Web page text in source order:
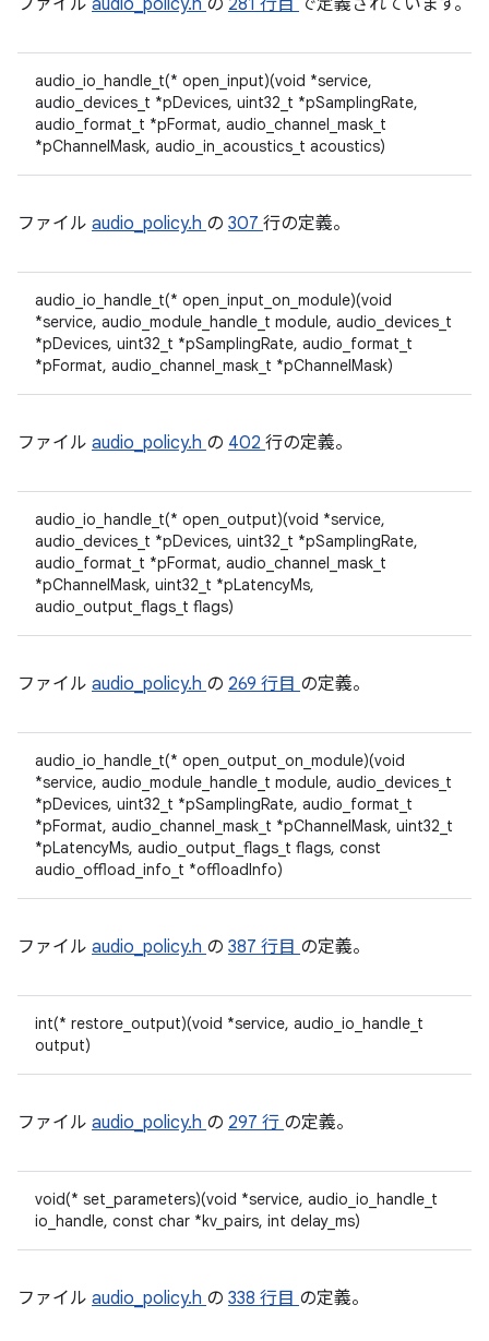
ファイル audio_policy.h の 281 行目 で定義されています。
audio_io_handle_t(* open_input)(void *service,
audio_devices_t *pDevices, uint32_t *pSamplingRate,
audio_format_t *pFormat, audio_channel_mask_t
*pChannelMask, audio_in_acoustics_t acoustics)
ファイル audio_policy.h の 307 行の定義。
audio_io_handle_t(* open_input_on_module)(void
*service, audio_module_handle_t module, audio_devices_t
*pDevices, uint32_t *pSamplingRate, audio_format_t
*pFormat, audio_channel_mask_t *pChannelMask)
ファイル audio_policy.h の 402 行の定義。
audio_io_handle_t(* open_output)(void *service,
audio_devices_t *pDevices, uint32_t *pSamplingRate,
audio_format_t *pFormat, audio_channel_mask_t
*pChannelMask, uint32_t *pLatencyMs,
audio_output_flags_t flags)
ファイル audio_policy.h の 269 行目 の定義。
audio_io_handle_t(* open_output_on_module)(void
*service, audio_module_handle_t module, audio_devices_t
*pDevices, uint32_t *pSamplingRate, audio_format_t
*pFormat, audio_channel_mask_t *pChannelMask, uint32_t
*pLatencyMs, audio_output_flags_t flags, const
audio_offload_info_t *offloadInfo)
ファイル audio_policy.h の 387 行目 の定義。
int(* restore_output)(void *service, audio_io_handle_t
output)
ファイル audio_policy.h の 297 行 の定義。
void(* set_parameters)(void *service, audio_io_handle_t
io_handle, const char *kv_pairs, int delay_ms)
ファイル audio_policy.h の 338 行目 の定義。